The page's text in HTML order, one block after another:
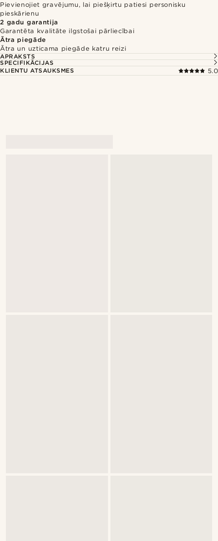
Pievienojiet gravējumu, lai piešķirtu patiesi personisku
pieskārienu
2 gadu garantija
Garantēta kvalitāte ilgstošai pārliecībai
Ātra piegāde
Ātra un uzticama piegāde katru reizi
APRAKSTS
SPECIFIKĀCIJAS
KLIENTU ATSAUKSMES
5.0